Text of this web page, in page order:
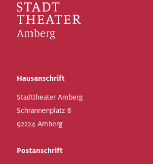
Hausanschrift
Stadttheater Amberg
Schrannenplatz 8
92224 Amberg
Postanschrift